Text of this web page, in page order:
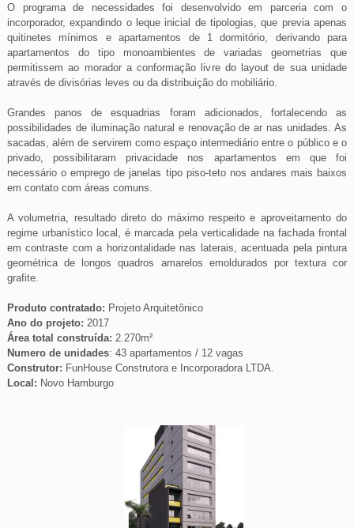
O programa de necessidades foi desenvolvido em parceria com o
incorporador, expandindo o leque inicial de tipologias, que previa
apenas quitinetes mínimos e apartamentos de 1 dormitório,
derivando para apartamentos do tipo monoambientes de variadas
geometrias que permitissem ao morador a conformação livre do
O programa de necessidades foi desenvolvido em parceria com o
incorporador, expandindo o leque inicial de tipologias, que previa apenas
quitinetes mínimos e apartamentos de 1 dormitório, derivando para
apartamentos do tipo monoambientes de variadas geometrias que
permitissem ao morador a conformação livre do layout de sua unidade
através de divisórias leves ou da distribuição do mobiliário.
Grandes panos de esquadrias foram adicionados, fortalecendo as
possibilidades de iluminação natural e renovação de ar nas unidades. As
sacadas, além de servirem como espaço intermediário entre o público e o
privado, possibilitaram privacidade nos apartamentos em que foi
necessário o emprego de janelas tipo piso-teto nos andares mais baixos
em contato com áreas comuns.
A volumetria, resultado direto do máximo respeito e aproveitamento do
regime urbanístico local, é marcada pela verticalidade na fachada frontal
em contraste com a horizontalidade nas laterais, acentuada pela pintura
geométrica de longos quadros amarelos emoldurados por textura cor
grafite.
Produto contratado: Projeto Arquitetônico
Ano do projeto: 2017
Área total construída: 2.270m²
Numero de unidades: 43 apartamentos / 12 vagas
Construtor: FunHouse Construtora e Incorporadora LTDA.
Local: Novo Hamburgo